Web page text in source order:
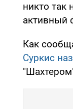
никто так
активный
Как
Суркис